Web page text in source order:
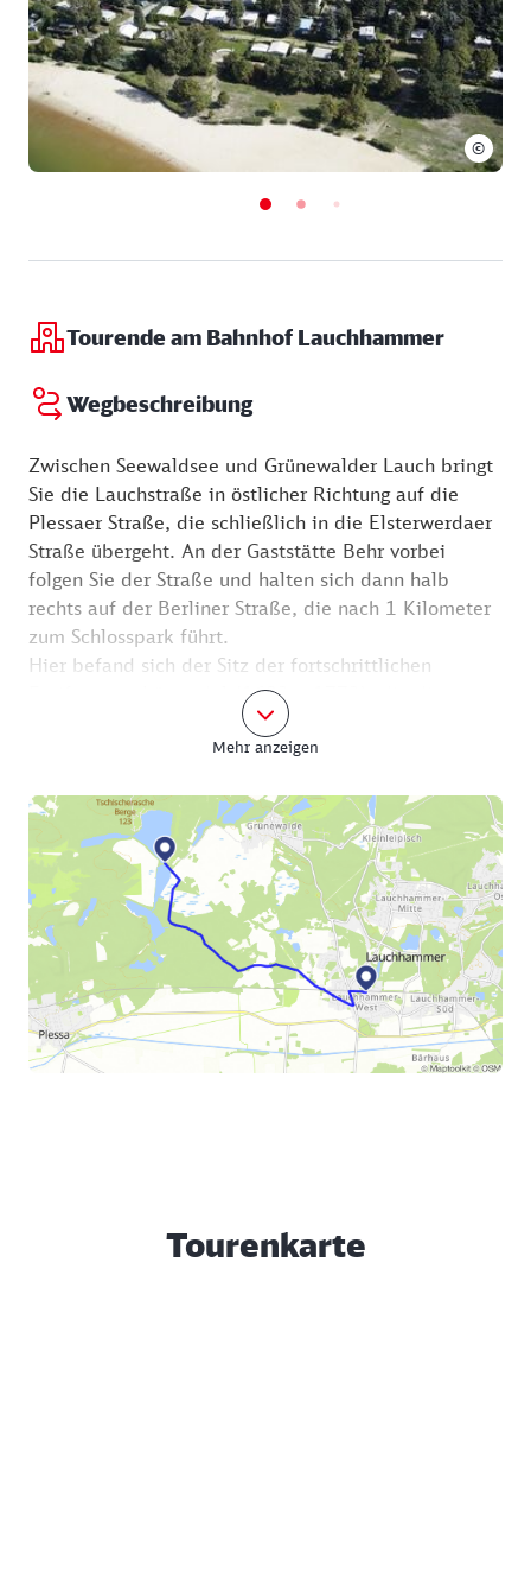
©
Tourende am Bahnhof Lauchhammer
Wegbeschreibung
Zwischen Seewaldsee und Grünewalder Lauch bringt
Sie die Lauchstraße in östlicher Richtung auf die
Plessaer Straße, die schließlich in die Elsterwerdaer
Straße übergeht. An der Gaststätte Behr vorbei
folgen Sie der Straße und halten sich dann halb
rechts auf der Berliner Straße, die nach 1 Kilometer
zum Schlosspark führt.
Hier befand sich der Sitz der fortschrittlichen
Freifrau von Löwendal (1683 – 1773), die die
Entscheidung traf, den ersten sogenannten
ihrem Schloss Mückenberg existieren nur noch die
Orangerie und die Kirche, der Grundriss des
Hauptgebäudes ist durch Heckenpflanzungen
nachempfunden. Der Rückweg führt wieder über
die Elsterwerdaer Straße zum Bahnübergang, von
dort nach rechts zum Bahnhof, wo Sie die
Regionalbahn steigen können.
Mehr anzeigen
Tourenkarte